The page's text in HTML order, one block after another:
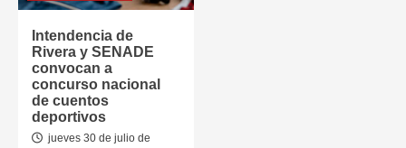
Intendencia de
Rivera y SENADE
convocan a
concurso nacional
de cuentos
deportivos
jueves 30 de julio de